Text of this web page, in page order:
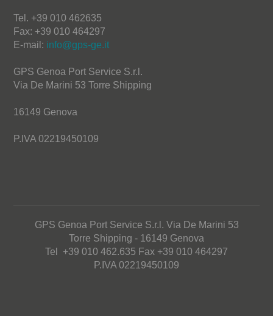
Tel. +39 010 462635
Fax: +39 010 464297
E-mail: info@gps-ge.it
GPS Genoa Port Service S.r.l.
Via De Marini 53 Torre Shipping
16149 Genova
P.IVA 02219450109
GPS Genoa Port Service S.r.l. Via De Marini 53
Torre Shipping - 16149 Genova
Tel +39 010 462.635 Fax +39 010 464297
P.IVA 02219450109